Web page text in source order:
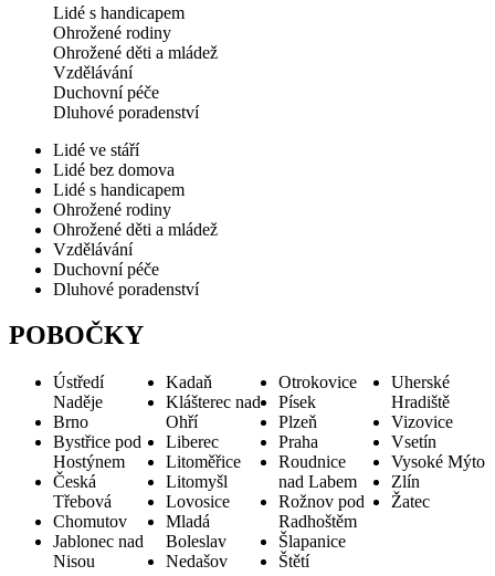
Lidé s handicapem
Ohrožené rodiny
Ohrožené děti a mládež
Vzdělávání
Duchovní péče
Dluhové poradenství
Lidé ve stáří
Lidé bez domova
Lidé s handicapem
Ohrožené rodiny
Ohrožené děti a mládež
Vzdělávání
Duchovní péče
Dluhové poradenství
POBOČKY
Ústředí
Naděje
Brno
Bystřice pod
Hostýnem
Česká
Třebová
Chomutov
Jablonec nad
Nisou
Kadaň
Klášterec nad
Ohří
Liberec
Litoměřice
Litomyšl
Lovosice
Mladá
Boleslav
Nedašov
Otrokovice
Písek
Plzeň
Praha
Roudnice
nad Labem
Rožnov pod
Radhoštěm
Šlapanice
Štětí
Uherské
Hradiště
Vizovice
Vsetín
Vysoké Mýto
Zlín
Žatec